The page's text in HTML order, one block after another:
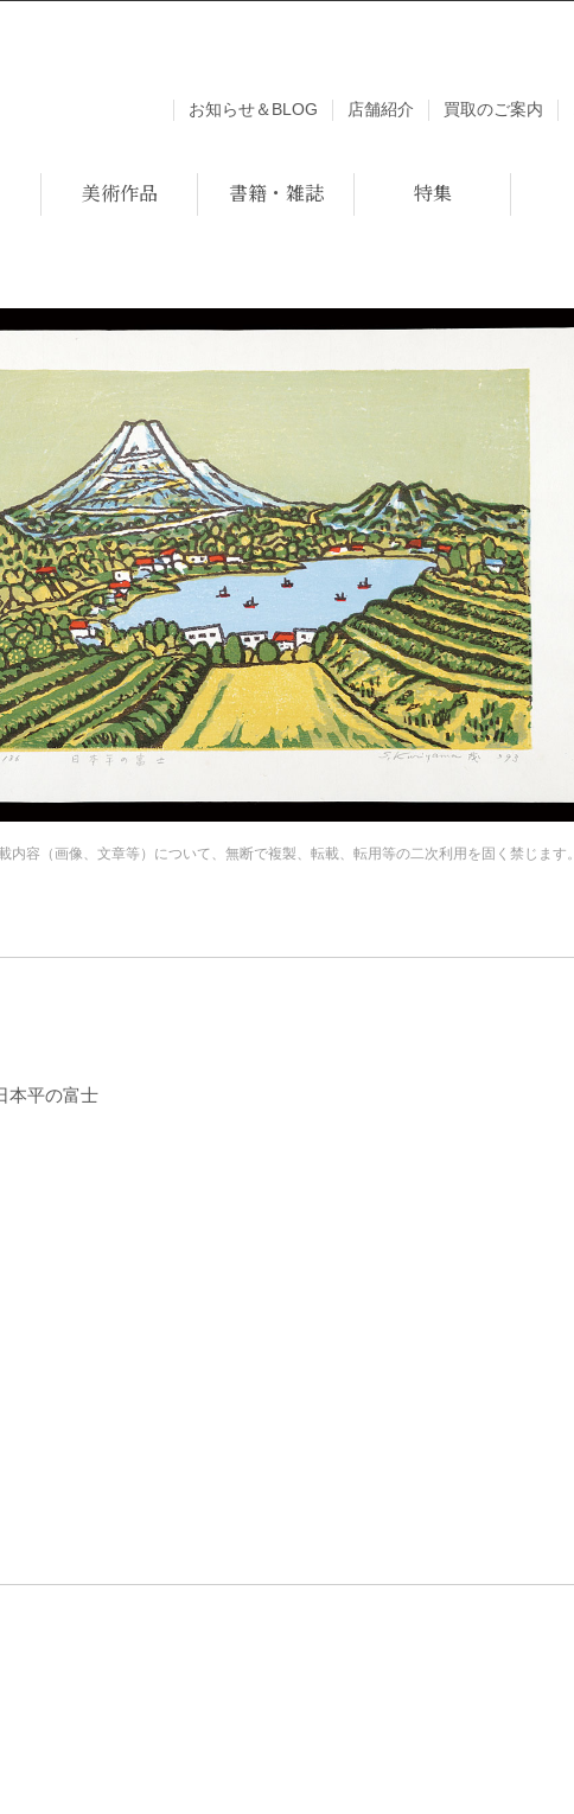
お知らせ＆BLOG 店舗紹介 買取のご案内
美術作品 書籍・雑誌 特集
内容（画像、文章等）について、無断で複製、転載、転用等の二次利用を固く禁じます。
平の富士